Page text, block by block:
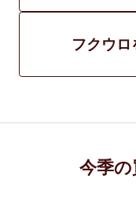
フクウ
今季